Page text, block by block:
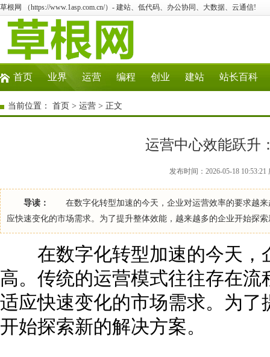
草根网 （https://www.1asp.com.cn/）- 建站、低代码、办公协同、大数据、云通信!
首页 业界 运营 编程 创业 建站 站长百科
当前位置： 首页 > 运营 > 正文
运营中心效能跃升
发布时间：2026-05-18
导读：
在数字化转型加速的今天，企业对运营效率的要求越来
应快速变化的市场需求。为了提升整体效能，越来越多的企业开始
在数字化转型加速的今天，
高。传统的运营模式往往存在
适应快速变化的市场需求。为
开始探索新的解决方案。